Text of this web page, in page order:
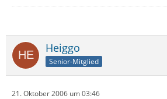
Heiggo
Senior-Mitglied
21. Oktober 2006 um 03:46